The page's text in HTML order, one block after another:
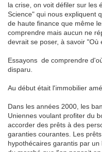
la crise, on voit défiler sur les
Science" qui nous expliquent
de haute finance que même
comprendre mais aucun ne
devrait se poser, à savoir "Où
Essayons de comprendre
disparu.
Au début était l'immobilier
Dans les années 2000, les
Uniennes voulant profiter du
accorder des prêts à des
garanties courantes. Les
hypothécaires garantis par